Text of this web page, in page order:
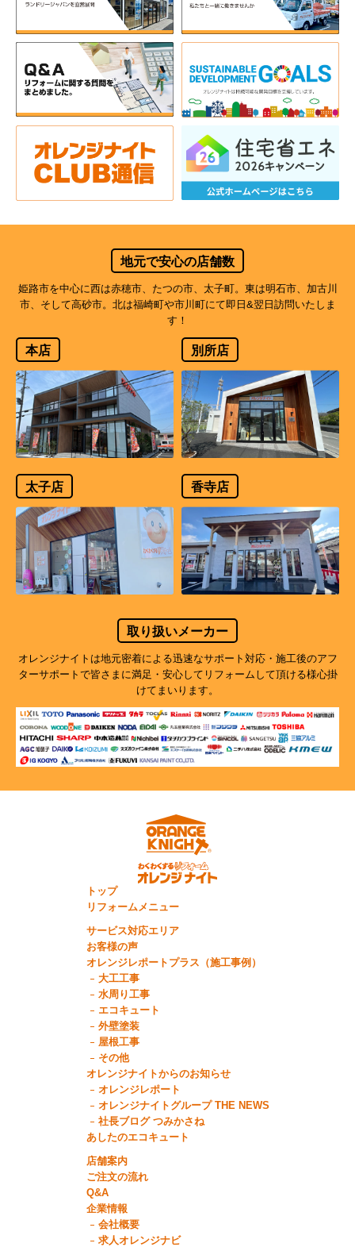
地元で安心の店舗数
姫路市を中心に西は赤穂市、たつの市、太子町。東は明石市、加古川
市、そして高砂市。北は福崎町や市川町にて即日&翌日訪問いたしま
す！
本店 別所店
太子店 香寺店
取り扱いメーカー
オレンジナイトは地元密着による迅速なサポート対応・施工後のアフ
ターサポートで皆さまに満足・安心してリフォームして頂ける様心掛
けてまいります。
トップ
リフォームメニュー
サービス対応エリア
お客様の声
オレンジレポートプラス（施工事例）
大工工事
水周り工事
エコキュート
外壁塗装
屋根工事
その他
オレンジナイトからのお知らせ
オレンジレポート
オレンジナイトグループ THE NEWS
社長ブログ つみかさね
あしたのエコキュート
店舗案内
ご注文の流れ
Q&A
企業情報
会社概要
求人オレンジナビ